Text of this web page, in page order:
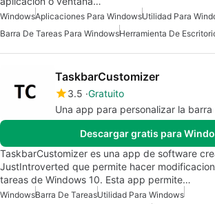
WindowsAplicaciones Para WindowsUtilidad Para
Barra De Tareas Para WindowsHerramienta De
TaskbarCustomizer
3.5 Gratuito
Una app para personalizar la
Descargar gratis para
TaskbarCustomizer es una app de software
JustIntroverted que permite hacer
tareas de Windows 10. Esta app permite…
WindowsBarra De TareasUtilidad Para Windows